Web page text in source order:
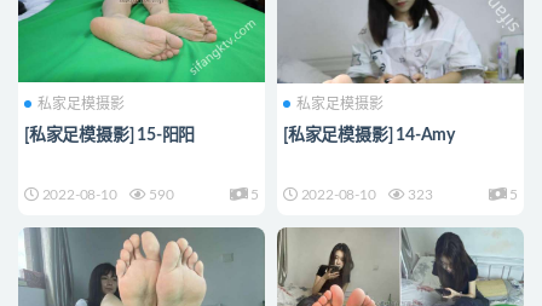
私家足模摄影
[私家足模摄影] 15-阳阳
2022-08-10 590 5
私家足模摄影
[私家足模摄影] 14-Amy
2022-08-10 323 5